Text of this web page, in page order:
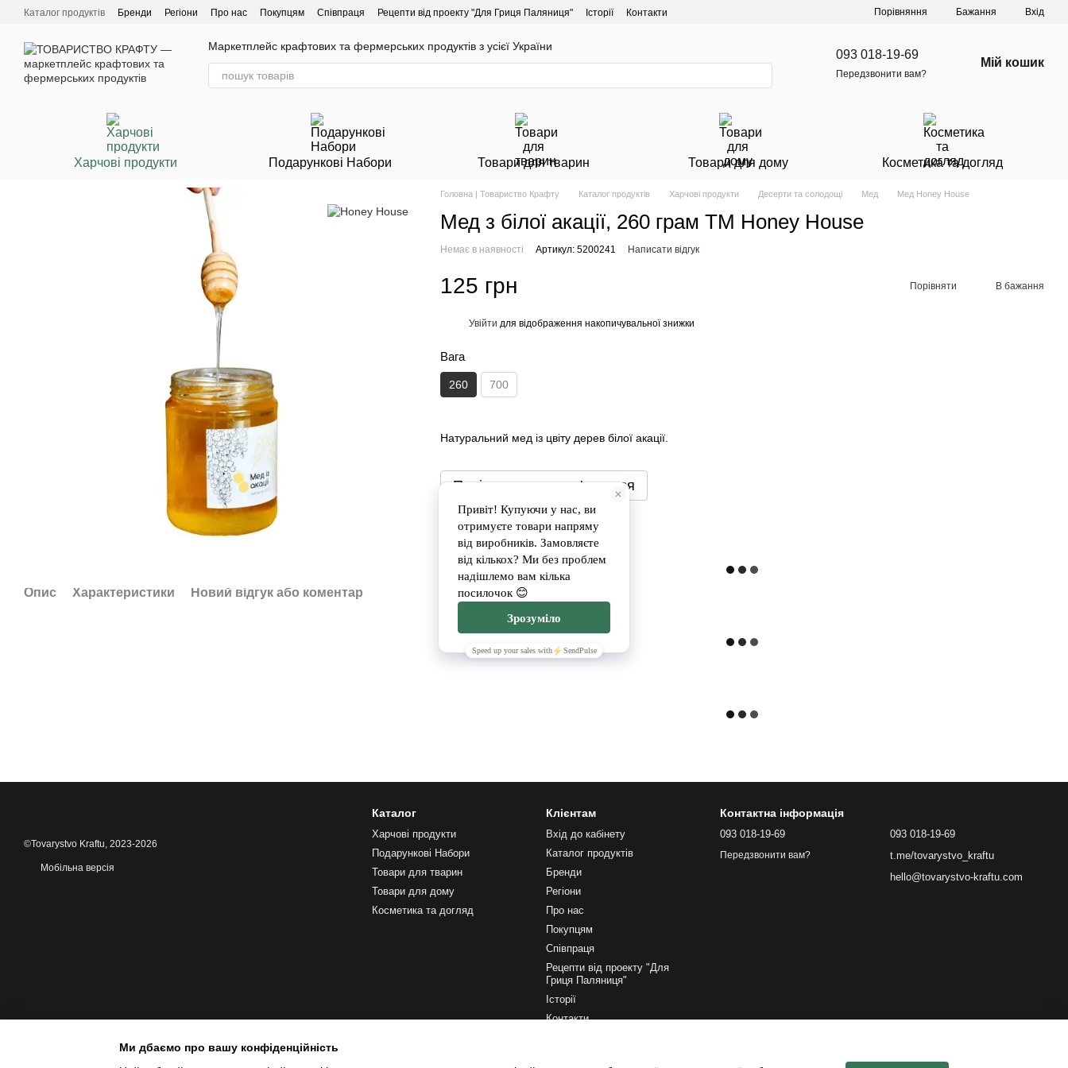
Перейти до основного контенту
Каталог продуктів Бренди Регіони Про нас Покупцям Співпраця Рецепти від проекту "Для Гриця Паляниця" Історії Контакти Порівняння Бажання Вхід
Маркетплейс крафтових та фермерських продуктів з усієї України
093 018-19-69
Передзвонити вам?
Мій кошик
Харчові продукти Подарункові Набори Товари для тварин Товари для дому Косметика та догляд
Опис Характеристики Новий відгук або коментар
Головна | Товариство Крафту Каталог продуктів Харчові продукти Десерти та солодощі Мед Мед Honey House
Мед з білої акації, 260 грам ТМ Honey House
Немає в наявності Артикул: 5200241 Написати відгук
125 грн Порівняти В бажання
Увійти для відображення накопичувальної знижки
Вага
260 700
Натуральний мед із цвіту дерев білої акації.
Повідомити, коли з'явиться
Доставка Оплата
©Tovarystvo Kraftu, 2023-2026
Мобільна версія
Каталог
Харчові продукти
Подарункові Набори
Товари для тварин
Товари для дому
Косметика та догляд
Клієнтам
Вхід до кабінету
Каталог продуктів
Бренди
Регіони
Про нас
Покупцям
Співпраця
Рецепти від проекту "Для
Гриця Паляниця"
Історії
Контакти
Контактна інформація
093 018-19-69
Передзвонити вам?
093 018-19-69
t.me/tovarystvo_kraftu
hello@tovarystvo-kraftu.com
Ми дбаємо про вашу конфіденційність